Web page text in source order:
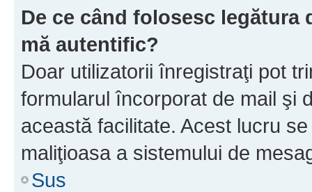
De ce când folosesc
mă autentific?
Doar utilizatorii înregistraţi pot
formularul încorporat de mail şi
această facilitate. Acest lucru
maliţioasa a sistemului de
Sus